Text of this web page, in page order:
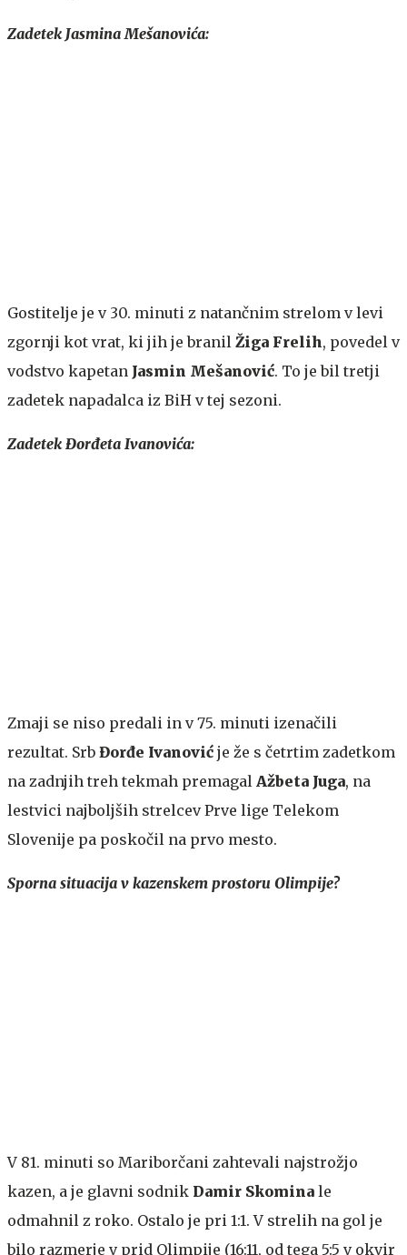
Zadetek Jasmina Mešanovića:
Gostitelje je v 30. minuti z natančnim strelom v levi
zgornji kot vrat, ki jih je branil Žiga Frelih, povedel v
vodstvo kapetan Jasmin Mešanović. To je bil tretji
zadetek napadalca iz BiH v tej sezoni.
Zadetek Đorđeta Ivanovića:
Zmaji se niso predali in v 75. minuti izenačili
rezultat. Srb Đorđe Ivanović je že s četrtim zadetkom
na zadnjih treh tekmah premagal Ažbeta Juga, na
lestvici najboljših strelcev Prve lige Telekom
Slovenije pa poskočil na prvo mesto.
Sporna situacija v kazenskem prostoru Olimpije?
V 81. minuti so Mariborčani zahtevali najstrožjo
kazen, a je glavni sodnik Damir Skomina le
odmahnil z roko. Ostalo je pri 1:1. V strelih na gol je
bilo razmerje v prid Olimpije (16:11, od tega 5:5 v okvir